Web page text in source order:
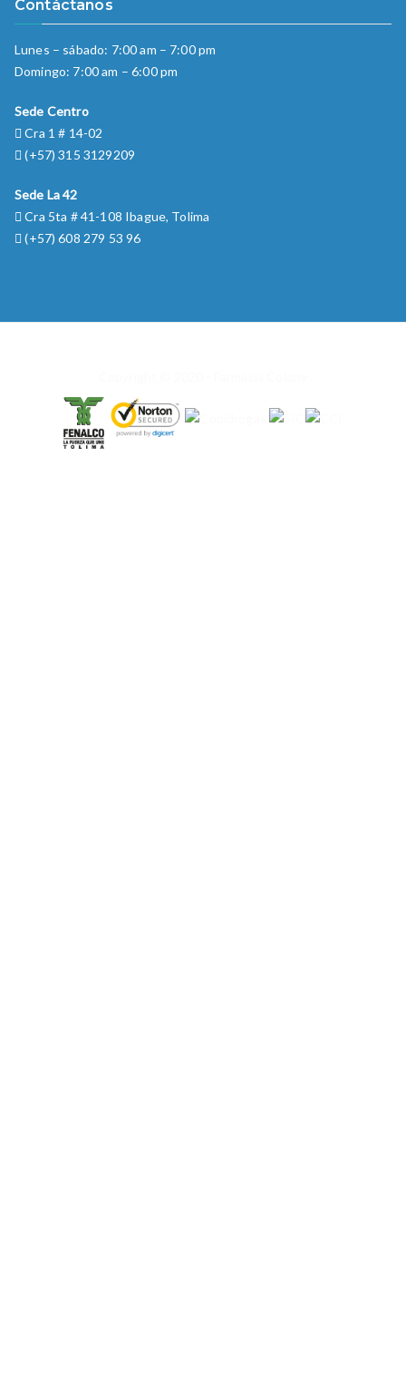
Contáctanos
Lunes – sábado: 7:00 am – 7:00 pm
Domingo: 7:00 am – 6:00 pm
Sede Centro
Cra 1 # 14-02
(+57) 315 3129209
Sede La 42
Cra 5ta # 41-108 Ibague, Tolima
(+57) 608 279 53 96